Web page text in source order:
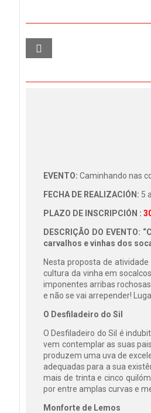
EVENTO: Caminhando nas
FECHA DE REALIZACIÓN: 5
PLAZO DE INSCRIPCIÓN :
DESCRIÇÃO DO
carvalhos e vinhas dos
Nesta proposta de
cultura da vinha em
imponentes arribas
e não se vai arrepender!
O Desfiladeiro do Sil
O Desfiladeiro do Sil é
vem contemplar as suas
produzem uma uva de
adequadas para a sua
mais de trinta e cinco
por entre amplas curvas e
Monforte de Lemos